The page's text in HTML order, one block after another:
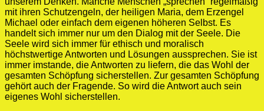
mit ihren Schutzengeln, der heiligen Maria, dem Erzengel
Michael oder einfach dem eigenen höheren Selbst. Es
handelt sich immer nur um den Dialog mit der Seele. Die
Seele wird sich immer für ethisch und moralisch
höchstwertige Antworten und Lösungen aussprechen. Sie ist
immer imstande, die Antworten zu liefern, die das Wohl der
gesamten Schöpfung sicherstellen. Zur gesamten Schöpfung
gehört auch der Fragende. So wird die Antwort auch sein
eigenes Wohl sicherstellen.